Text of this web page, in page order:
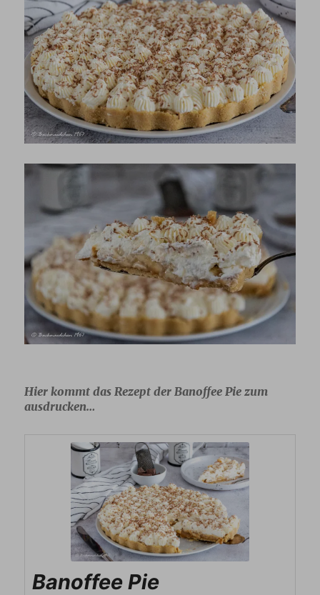
Hier kommt das Rezept der Banoffee Pie zum
ausdrucken…
Banoffee Pie